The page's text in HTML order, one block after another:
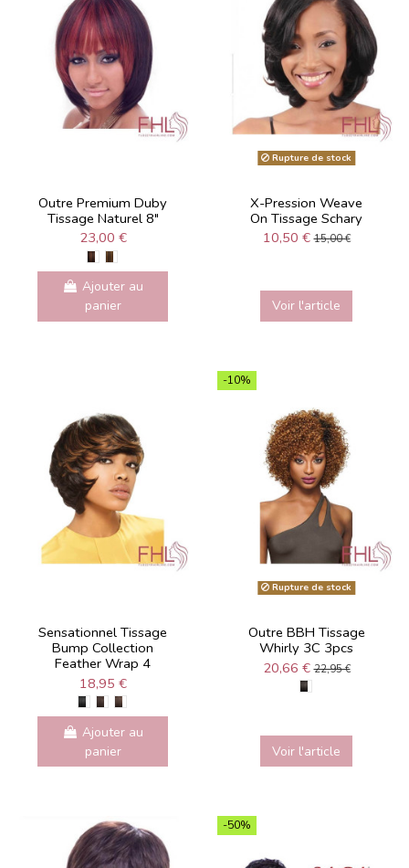
Outre Premium Duby
Tissage Naturel 8"
23,00 €
Ajouter au
panier
Rupture de stock
X-Pression Weave
On Tissage Schary
10,50 €15,00 €
Voir l'article
Sensationnel Tissage
Bump Collection
Feather Wrap 4
18,95 €
Ajouter au
panier
-10%
Rupture de stock
Outre BBH Tissage
Whirly 3C 3pcs
20,66 €22,95 €
Voir l'article
-50%